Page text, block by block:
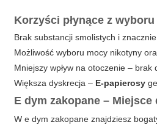
Korzyści płynące z
Brak substancji smolistych i
Możliwość wyboru mocy nikotyny
Mniejszy wpływ na otoczenie –
Większa dyskrecja – E-papierosy
E dym zakopane –
We dym zakopane znajdziesz